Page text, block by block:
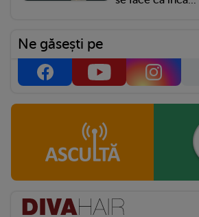
Ne găsești pe